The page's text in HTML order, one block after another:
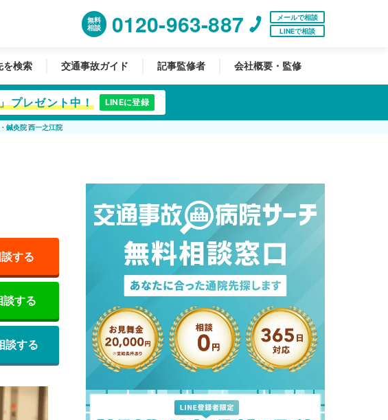
無料
相談
0120-963-887
メールで相談
LINEで相談
を検索 交通事故ガイド 記事監修者 会社概要・監修
プレゼント中！ LINEに登録
鍼灸院 西一之江院
する
談する
談する